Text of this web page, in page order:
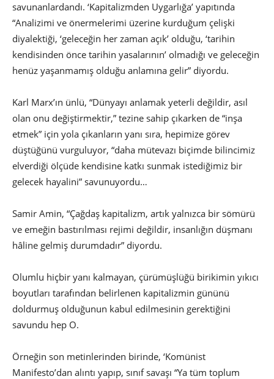
savunanlardandı. ‘Kapitalizmden Uygarlığa’ yapıtında
“Analizimi ve önermelerimi üzerine kurduğum çelişki
diyalektiği, ‘geleceğin her zaman açık’ olduğu, ‘tarihin
kendisinden önce tarihin yasalarının’ olmadığı ve geleceğin
henüz yaşanmamış olduğu anlamına gelir” diyordu.
Karl Marx’ın ünlü, “Dünyayı anlamak yeterli değildir, asıl
olan onu değiştirmektir,” tezine sahip çıkarken de “inşa
etmek” için yola çıkanların yanı sıra, hepimize görev
düştüğünü vurguluyor, “daha mütevazı biçimde bilincimiz
elverdiği ölçüde kendisine katkı sunmak istediğimiz bir
gelecek hayalini” savunuyordu…
Samir Amin, “Çağdaş kapitalizm, artık yalnızca bir sömürü
ve emeğin bastırılması rejimi değildir, insanlığın düşmanı
hâline gelmiş durumdadır” diyordu.
Olumlu hiçbir yanı kalmayan, çürümüşlüğü birikimin yıkıcı
boyutları tarafından belirlenen kapitalizmin gününü
doldurmuş olduğunun kabul edilmesinin gerektiğini
savundu hep O.
Örneğin son metinlerinden birinde, ‘Komünist
Manifesto’dan alıntı yapıp, sınıf savaşı “Ya tüm toplum